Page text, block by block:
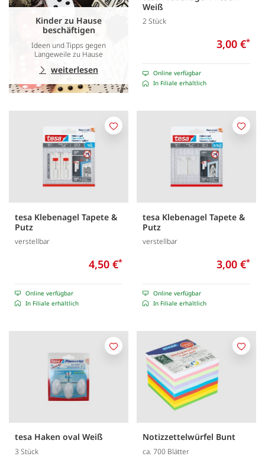
Kinder zu Hause
beschäftigen
Ideen und Tipps gegen
Langeweile zu Hause
weiterlesen
Weiß
2 Stück
3,00 €*
Online verfügbar
In Filiale erhältlich
tesa Klebenagel Tapete &
Putz
verstellbar
4,50 €*
Online verfügbar
In Filiale erhältlich
Merken
tesa Klebenagel Tapete &
Putz
verstellbar
3,00 €*
Online verfügbar
In Filiale erhältlich
tesa Haken oval Weiß
3 Stück
Merken
Notizzettelwürfel Bunt
ca. 700 Blätter